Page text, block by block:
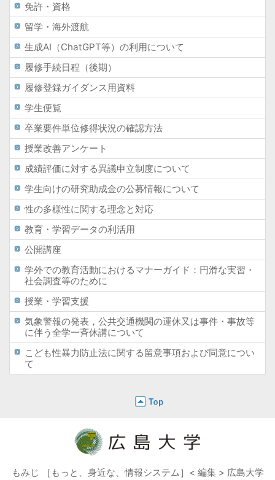
免許・資格
留学・海外渡航
生成AI（ChatGPT等）の利用について
履修手続日程（後期）
履修登録ガイダンス用資料
学生便覧
卒業要件単位修得状況の確認方法
授業改善アンケート
成績評価に対する異議申立制度について
学生向けの研究助成金の公募情報について
性の多様性に関する理念と対応
教育・学習データの利活用
公開講座
学外での教育活動におけるマナーガイド：円滑な実習・
社会調査等のために
授業・学習支援
気象警報の発表，公共交通機関の運休又は事件・事故等
に伴う全学一斉休講について
こども性暴力防止法に関する留意事項および同意につい
て
もみじ ［もっと、身近な、情報システム］< 編集 > 広島大学